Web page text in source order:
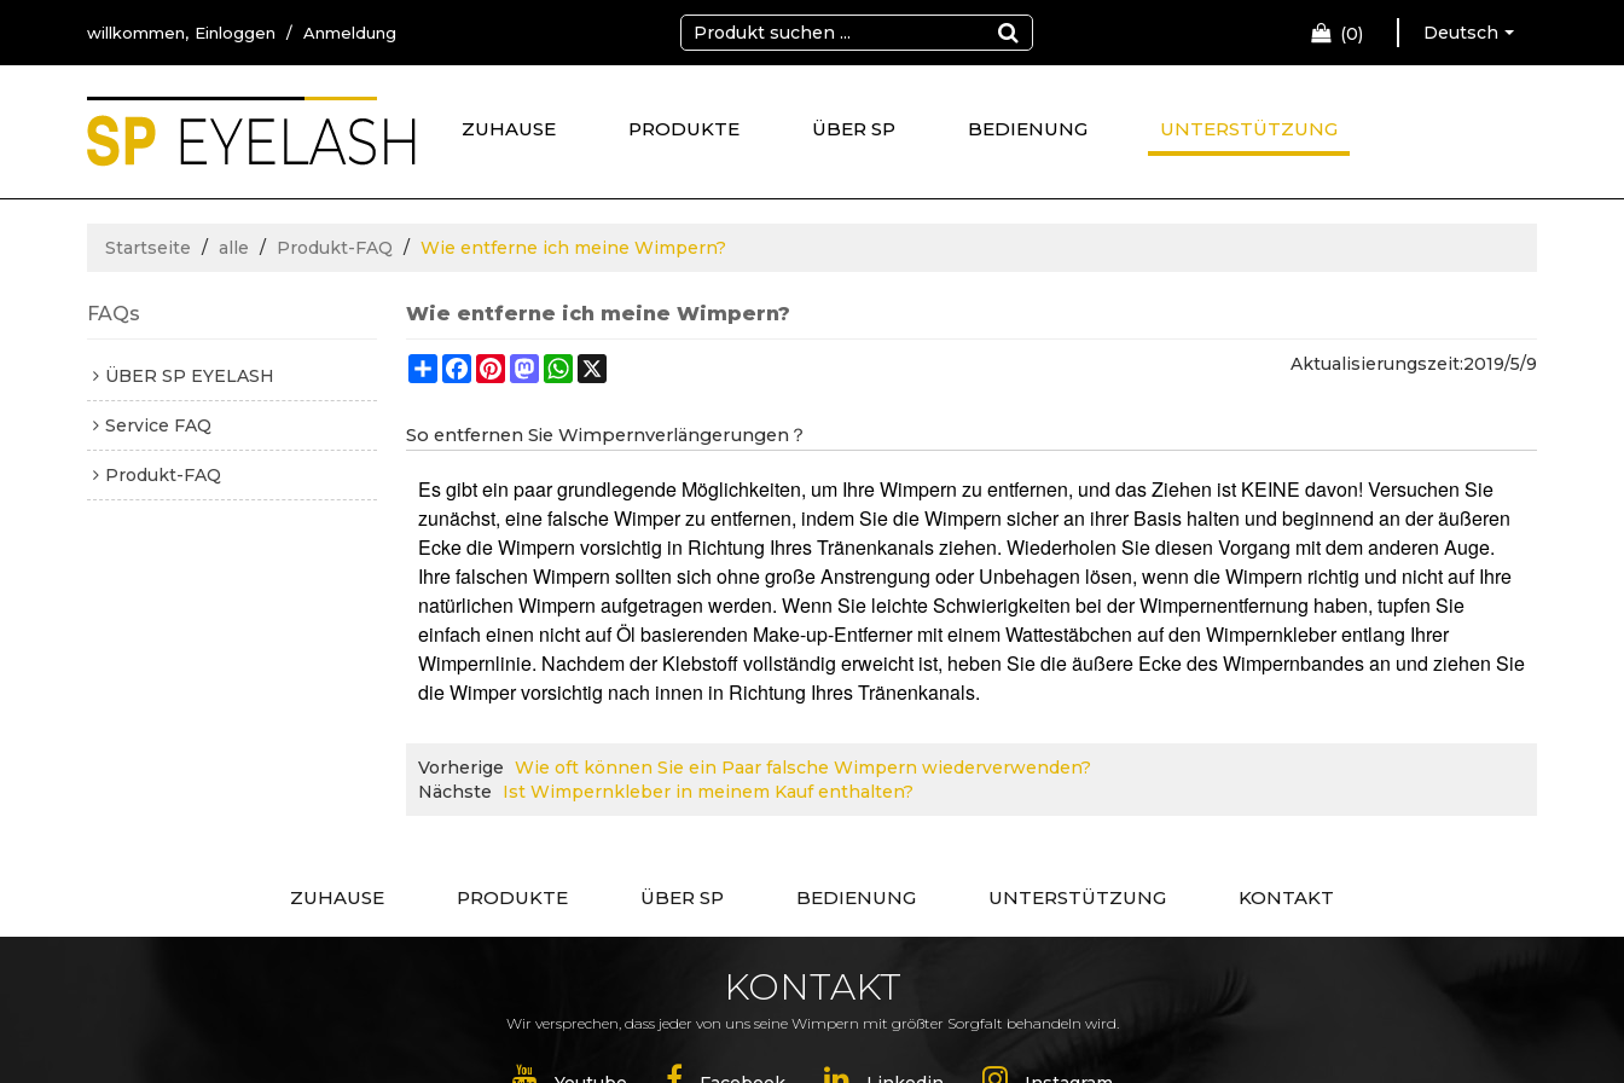
willkommen, Einloggen / Anmeldung 0 Deutsch
ZUHAUSE PRODUKTE ÜBER SP BEDIENUNG UNTERSTÜTZUNG
Startseite / alle / Produkt-FAQ / Wie entferne ich meine Wimpern?
FAQs
ÜBER SP EYELASH
Service FAQ
Produkt-FAQ
Wie entferne ich meine Wimpern?
ShareFacebook
Pinterest
MastodonWhatsApp Aktualisierungszeit:2019/5/9
So entfernen Sie Wimpernverlängerungen？
Es gibt ein paar grundlegende Möglichkeiten, um Ihre Wimpern zu entfernen, und das Ziehen ist KEINE davon! Versuchen Sie
zunächst, eine falsche Wimper zu entfernen, indem Sie die Wimpern sicher an ihrer Basis halten und beginnend an der äußeren
Ecke die Wimpern vorsichtig in Richtung Ihres Tränenkanals ziehen. Wiederholen Sie diesen Vorgang mit dem anderen Auge.
Ihre falschen Wimpern sollten sich ohne große Anstrengung oder Unbehagen lösen, wenn die Wimpern richtig und nicht auf Ihre
natürlichen Wimpern aufgetragen werden. Wenn Sie leichte Schwierigkeiten bei der Wimpernentfernung haben, tupfen Sie
einfach einen nicht auf Öl basierenden Make-up-Entferner mit einem Wattestäbchen auf den Wimpernkleber entlang Ihrer
Wimpernlinie. Nachdem der Klebstoff vollständig erweicht ist, heben Sie die äußere Ecke des Wimpernbandes an und ziehen Sie
die Wimper vorsichtig nach innen in Richtung Ihres Tränenkanals.
Vorherige Wie oft können Sie ein Paar falsche Wimpern wiederverwenden?
Nächste
Ist Wimpernkleber in meinem Kauf enthalten?
ZUHAUSE PRODUKTE ÜBER SP BEDIENUNG UNTERSTÜTZUNG KONTAKT
KONTAKT
Wir versprechen, dass jeder von uns seine Wimpern mit größter Sorgfalt behandeln wird.